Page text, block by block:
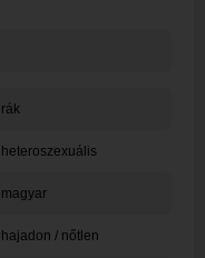
rák
heteroszexuális
magyar
hajadon / nőtlen